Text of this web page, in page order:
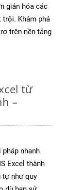
giản hóa các
Khám phá
trên nền tảng
từ
–
nhanh
Excel thành
tự như quy